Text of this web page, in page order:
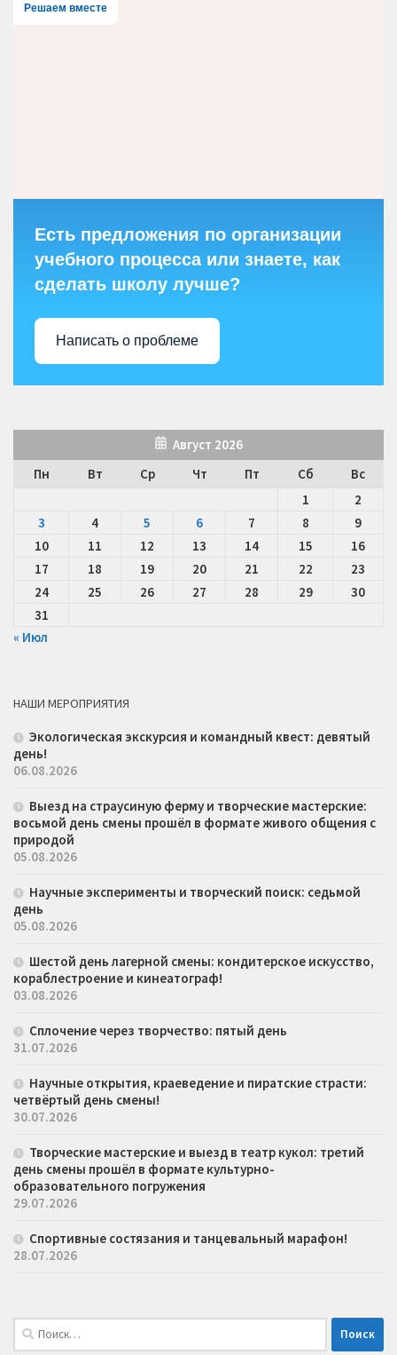
Решаем вместе
Есть предложения по организации
учебного процесса или знаете, как
сделать школу лучше?
Написать о проблеме
Август 2026
Пн
Вт Ср Чт Пт Сб
Вс
1
2
3
4 5 6 7 8
9
10
11 12 13 14 15
16
17
18 19 20 21 22
23
24
25 26 27 28 29
30
31
« Июл
НАШИ МЕРОПРИЯТИЯ
Экологическая экскурсия и командный квест: девятый
день!
06.08.2026
Выезд на страусиную ферму и творческие мастерские:
восьмой день смены прошёл в формате живого общения с
природой
05.08.2026
Научные эксперименты и творческий поиск: седьмой
день
05.08.2026
Шестой день лагерной смены: кондитерское искусство,
кораблестроение и кинеатограф!
03.08.2026
Сплочение через творчество: пятый день
31.07.2026
Научные открытия, краеведение и пиратские страсти:
четвёртый день смены!
30.07.2026
Творческие мастерские и выезд в театр кукол: третий
день смены прошёл в формате культурно-
образовательного погружения
29.07.2026
Спортивные состязания и танцевальный марафон!
28.07.2026
Найти: